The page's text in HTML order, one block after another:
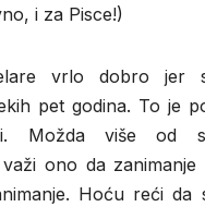
i za Pisce!)
vrlo dobro jer
pet godina. To je
Možda više od
važi ono da
Hoću reći da